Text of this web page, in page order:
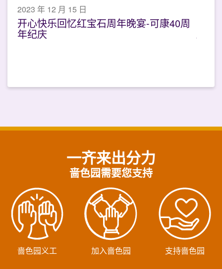
2023 年 12 月 15 日
开心快乐回忆红宝石周年晚宴-可康40周
年纪庆
一齐来出分力
啬色园需要您支持
啬色园义工 加入啬色园 支持啬色园